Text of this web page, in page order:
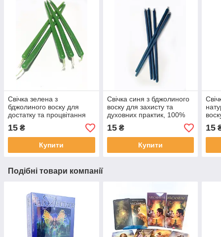
Свічка зелена з
бджолиного воску для
достатку та процвітання
100% натуральна
ритуальна від виробника
15 ₴
Купити
Свічка синя з бджолиного
воску для захисту та
духовних практик, 100%
натуральна, езотерична
15₴
Купити
та
15
Подібні товари компанії